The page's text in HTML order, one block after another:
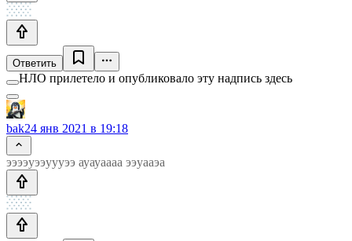
Ответить
НЛО прилетело и опубликовало эту надпись здесь
bak24 янв 2021 в 19:18
ээээуээуууээ ауауаааа ээуааэа